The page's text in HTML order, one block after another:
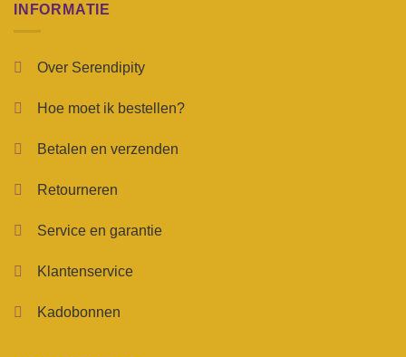
INFORMATIE
Over Serendipity
Hoe moet ik bestellen?
Betalen en verzenden
Retourneren
Service en garantie
Klantenservice
Kadobonnen